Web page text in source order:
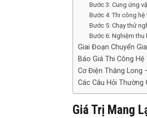
Bước 3: Cung ứng
Bước 4: Thi công
Bước 5: Chạy thử
Bước 6: Nghiệm
Giai Đoạn Chuyển
Báo Giá Thi Công
Cơ Điện Thăng Long
Các Câu Hỏi Thường
Giá Trị Mang